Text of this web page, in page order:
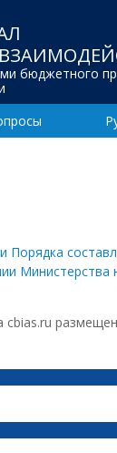
бюджетного
Министерства